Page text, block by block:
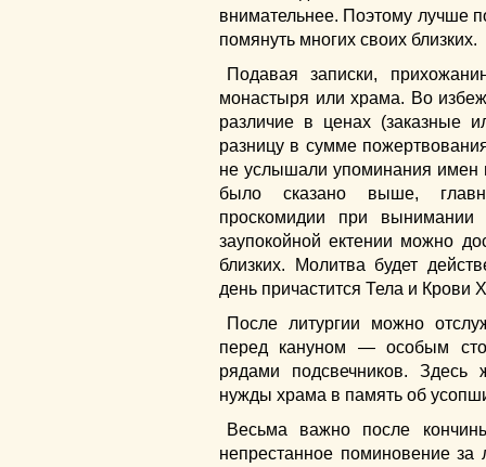
внимательнее. Поэтому лучше
помянуть многих своих близких.
Подавая записки,
монастыря или храма. Во
различие в ценах (заказные
разницу в сумме
не услышали упоминания имен
было сказано выше,
проскомидии при
заупокойной ектении можно
близких. Молитва будет
день причастится Тела и Крови
После литургии можно
перед кануном — особым
рядами подсвечников.
нужды храма в память об
Весьма важно после
непрестанное поминовение за